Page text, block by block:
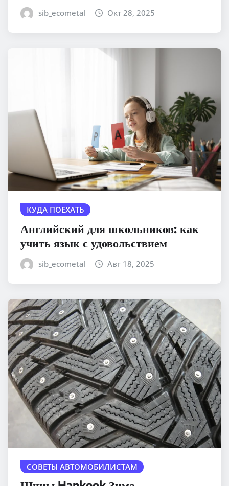
sib_ecometal Окт 28, 2025
КУДА ПОЕХАТЬ
Английский для школьников: как
учить язык с удовольствием
sib_ecometal Авг 18, 2025
СОВЕТЫ АВТОМОБИЛИСТАМ